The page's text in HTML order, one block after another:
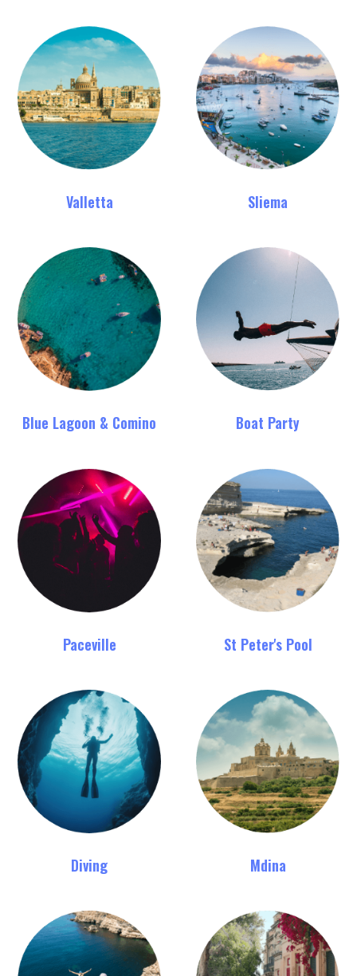
Valletta Sliema
Blue Lagoon & Comino Boat Party
Paceville St Peter's Pool
Diving Mdina